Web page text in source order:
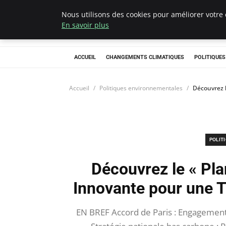
ACCUEIL CHANGEMENTS CLIMATIQUES
Accueil Politiques environnementales Découvrez
Découvrez le «
Innovante pour une
EN BREF Accord de Paris :
Nous utilisons des cookies pour améliorer
En savoir plus